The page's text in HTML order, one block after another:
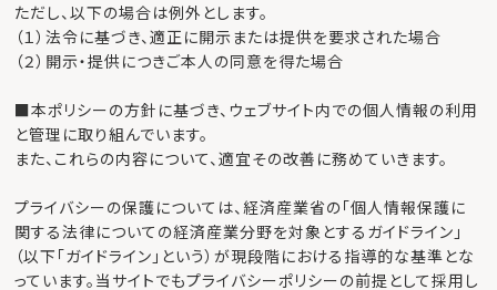
ただし、以下の場合は例外とします。
（１）法令に基づき、適正に開示または提供を要求された場合
（２）開示・提供につきご本人の同意を得た場合
■本ポリシーの方針に基づき、ウェブサイト内での個人情報の利用
と管理に取り組んでいます。
また、これらの内容について、適宜その改善に務めていきます。
プライバシーの保護については、経済産業省の「個人情報保護に
関する法律についての経済産業分野を対象とするガイドライン」
（以下「ガイドライン」という）が現段階における指導的な基準とな
っています。当サイトでもプライバシーポリシーの前提として採用し